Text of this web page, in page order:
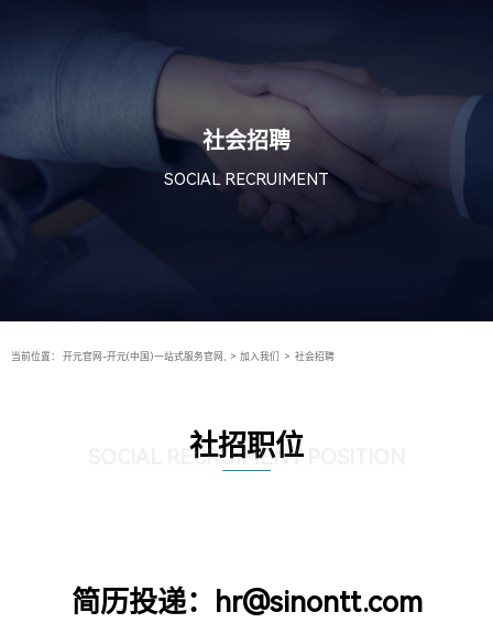
社会招聘
SOCIAL RECRUIMENT
当前位置： 开元官网-开元(中国)一站式服务官网, > 加入我们 > 社会招聘
社招职位
SOCIAL RECRUIMENT POSITION
简历投递：hr@sinontt.com